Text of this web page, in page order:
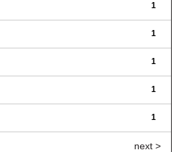
1
1
1
1
1
next >